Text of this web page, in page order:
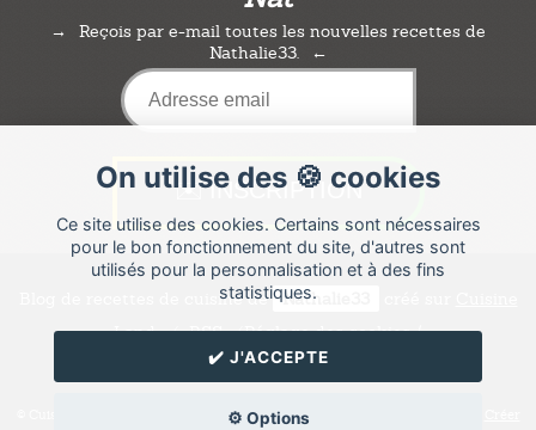
On utilise des 🍪 cookies
Ce site utilise des cookies. Certains sont nécessaires
pour le bon fonctionnement du site, d'autres sont
utilisés pour la personnalisation et à des fins
statistiques.
✔️ J'ACCEPTE
⚙️ Options
Reçois par e-mail toutes les nouvelles recettes de
Nathalie33.
Blog de recettes de cuisine de Nathalie33
Land ⁄ RSS ⁄Réglage des cookies/
✉️ Contacter Nathalie33
© Cuisine.land : La plateforme de blog spécialisée dans les blogs culinaires.